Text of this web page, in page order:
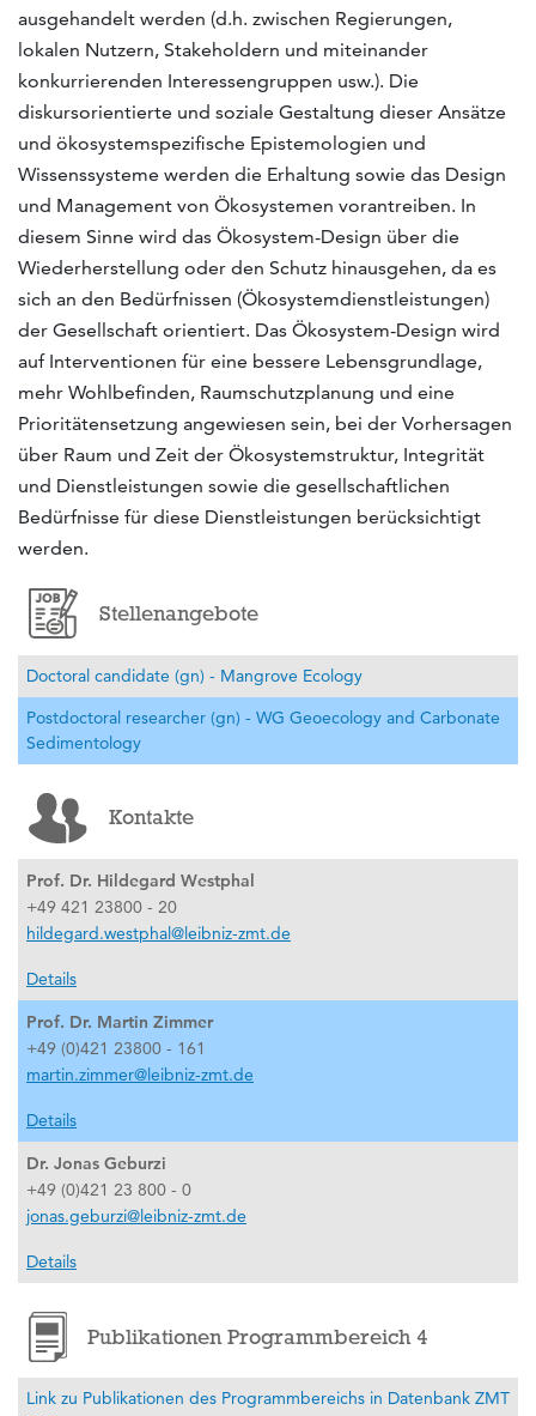
ausgehandelt werden (d.h. zwischen Regierungen,
lokalen Nutzern, Stakeholdern und miteinander
konkurrierenden Interessengruppen usw.). Die
diskursorientierte und soziale Gestaltung dieser Ansätze
und ökosystemspezifische Epistemologien und
Wissenssysteme werden die Erhaltung sowie das Design
und Management von Ökosystemen vorantreiben. In
diesem Sinne wird das Ökosystem-Design über die
Wiederherstellung oder den Schutz hinausgehen, da es
sich an den Bedürfnissen (Ökosystemdienstleistungen)
der Gesellschaft orientiert. Das Ökosystem-Design wird
auf Interventionen für eine bessere Lebensgrundlage,
mehr Wohlbefinden, Raumschutzplanung und eine
Prioritätensetzung angewiesen sein, bei der Vorhersagen
über Raum und Zeit der Ökosystemstruktur, Integrität
und Dienstleistungen sowie die gesellschaftlichen
Bedürfnisse für diese Dienstleistungen berücksichtigt
werden.
Stellenangebote
Doctoral candidate (gn) - Mangrove Ecology
Postdoctoral researcher (gn) - WG Geoecology and Carbonate
Sedimentology
Kontakte
Prof. Dr. Hildegard Westphal
+49 421 23800 - 20
hildegard.westphal@leibniz-zmt.de
Details
Prof. Dr. Martin Zimmer
+49 (0)421 23800 - 161
martin.zimmer@leibniz-zmt.de
Details
Dr. Jonas Geburzi
+49 (0)421 23 800 - 0
jonas.geburzi@leibniz-zmt.de
Details
Publikationen Programmbereich 4
Link zu Publikationen des Programmbereichs in Datenbank ZMT